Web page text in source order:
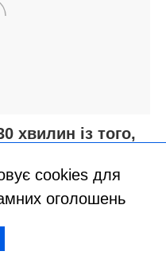
cookies для
оголошень